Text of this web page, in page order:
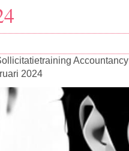
Accountancy
2024